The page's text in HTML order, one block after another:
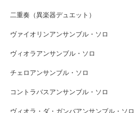
二重奏（異楽器デュエット）
ヴァイオリンアンサンブル・ソロ
ヴィオラアンサンブル・ソロ
チェロアンサンブル・ソロ
コントラバスアンサンブル・ソロ
ヴィオラ・ダ・ガンバアンサンブル・ソロ